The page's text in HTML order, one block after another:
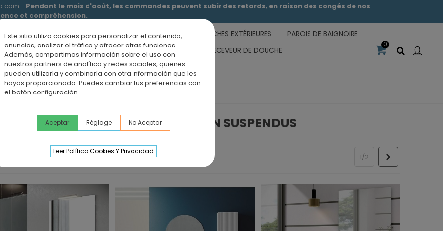
Este sitio utiliza cookies para personalizar el contenido,
anuncios, analizar el tráfico y ofrecer otras funciones.
Además, compartimos información sobre el uso con
nuestros partners de analítica y redes sociales, quienes
pueden utilizarla y combinarla con otra información que les
hayas proporcionado. Puedes cambiar tus preferencias con
el botón configuración.
Aceptar Réglage No Aceptar
Leer Política Cookies Y Privacidad
- Pendant le mois d'août, les commandes peuvent subir des retards, en raison des congés de nos
et compréhension.
RECEVEURS DE DOUCHE MEUBLES SALLE DE BAIN DOUCHES EXTÉRIEURES
PAROIS DE BAIGNOIRE
DE SALLE DE BAIN PANNEAUX MURAUX
OFFRE PAROI + RECEVEUR DE DOUCHE
ÉVIERS DE CUISINE BLOG
0
De Douche En
€ TTC
MEUBLES SALLE DE BAIN SUSPENDUS
1/2